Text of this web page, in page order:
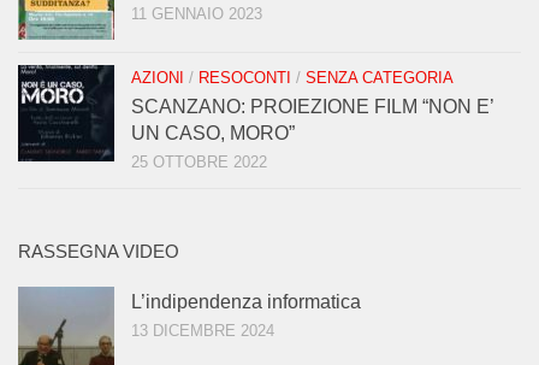
11 GENNAIO 2023
AZIONI / RESOCONTI / SENZA CATEGORIA
SCANZANO: PROIEZIONE FILM “NON E’
UN CASO, MORO”
25 OTTOBRE 2022
RASSEGNA VIDEO
L’indipendenza informatica
13 DICEMBRE 2024